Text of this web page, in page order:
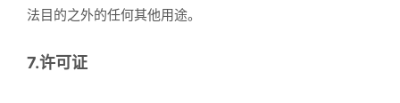
法目的之外的任何其他用途。
7.许可证